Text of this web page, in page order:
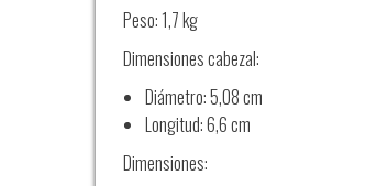
Peso: 1,7 kg
Dimensiones cabezal:
Diámetro: 5,08 cm
Longitud: 6,6 cm
Dimensiones: